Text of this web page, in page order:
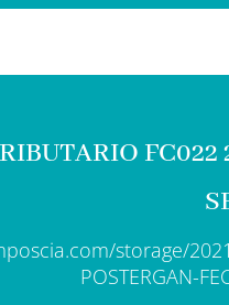
FC022
storage/
POSTERGAN-